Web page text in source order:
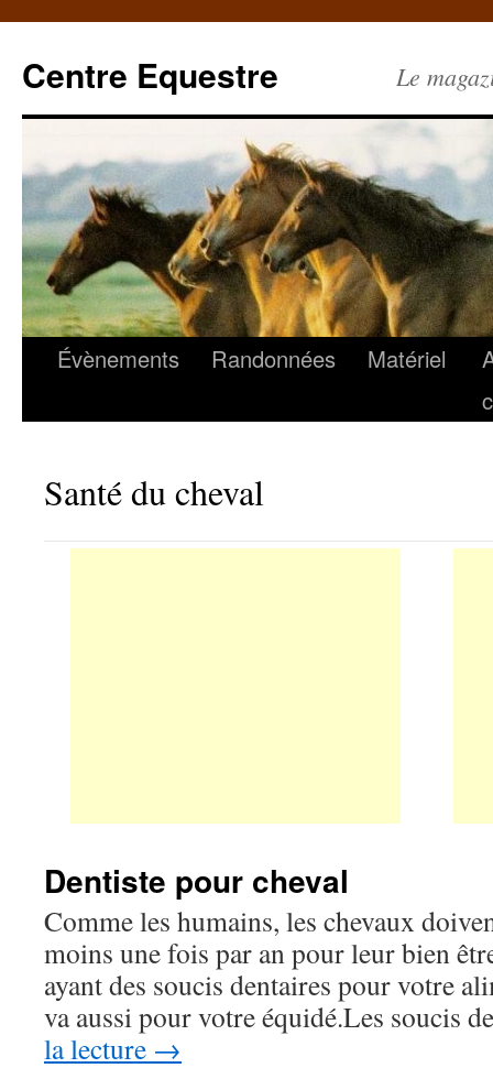
Centre Equestre Le
Évènements Randonnées Matériel
Santé du cheval
Dentiste pour cheval
Comme les humains, les chevaux
moins une fois par an pour leur bien
ayant des soucis dentaires pour votre
va aussi pour votre équidé.Les soucis
la lecture →